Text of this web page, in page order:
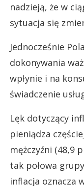
nadzieją, że w
sytuacja się
Jednocześnie
dokonywania
wpłynie i na
świadczenie
Lęk dotyczący
pieniądza
mężczyźni (48,9
tak połowa
inflacja oznacza